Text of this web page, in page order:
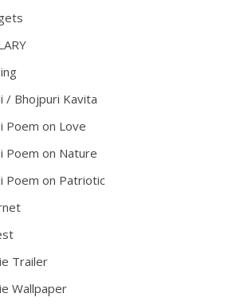
/ Bhojpuri Kavita
Poem on Love
Poem on Nature
Poem on Patriotic
Trailer
Wallpaper